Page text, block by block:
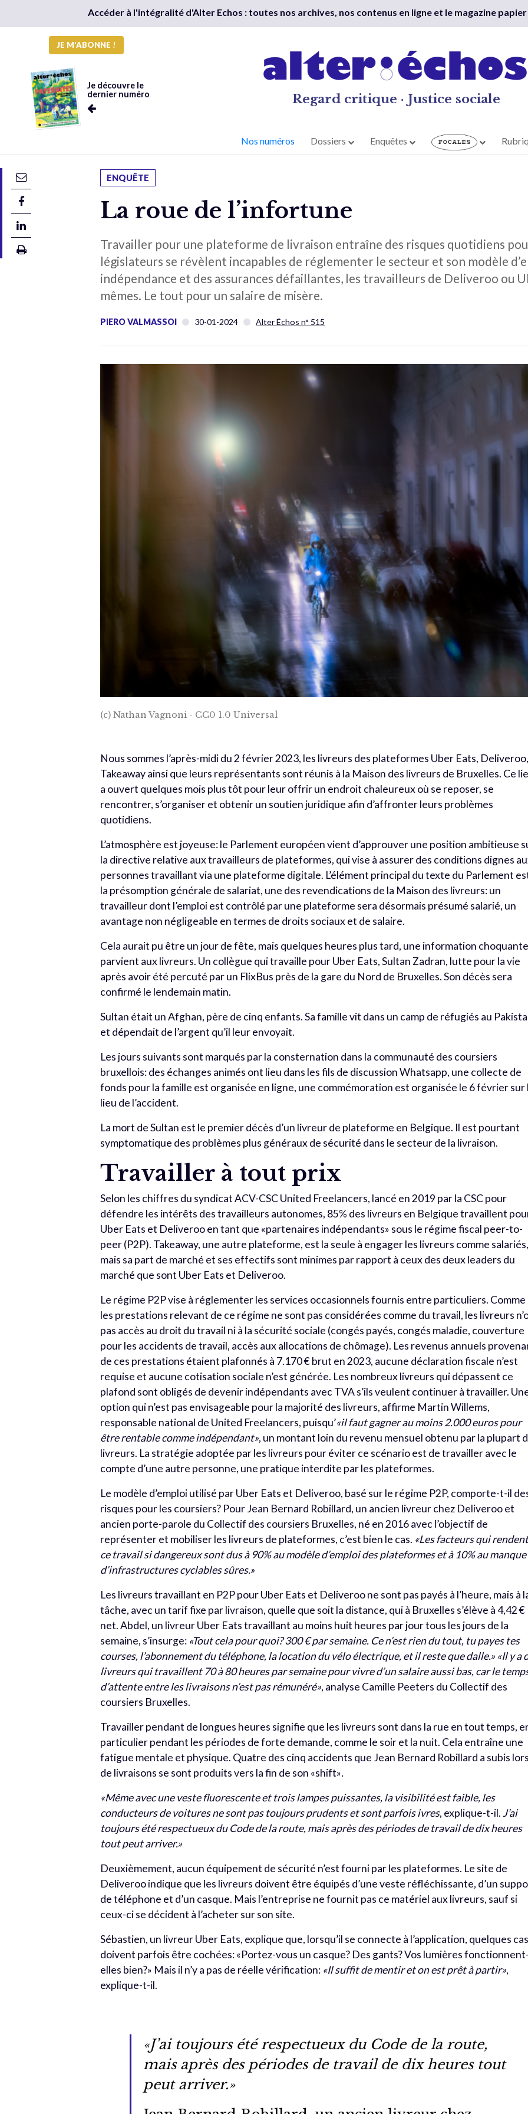
Accéder à l'intégralité d'Alter Echos : toutes nos archives, nos contenus en ligne et le magazine
JE M'ABONNE !
Je découvre le
dernier numéro
Regard critique · Justice sociale
Nos numéros Dossiers Enquêtes
ENQUÊTE
La roue de l’infortune
Travailler pour une plateforme de livraison entraîne des risques quotidiens
législateurs se révèlent incapables de réglementer le secteur et son modèle
indépendance et des assurances défaillantes, les travailleurs de Deliveroo ou
mêmes. Le tout pour un salaire de misère.
PIERO VALMASSOI 30-01-2024 Alter Échos n° 515
(c) Nathan Vagnoni - CC0 1.0 Universal
Nous sommes l’après-midi du 2 février 2023, les livreurs des plateformes Uber Eats,
Takeaway ainsi que leurs représentants sont réunis à la Maison des livreurs de Bruxelles. Ce
a ouvert quelques mois plus tôt pour leur offrir un endroit chaleureux où se reposer, se
rencontrer, s’organiser et obtenir un soutien juridique afin d’affronter leurs problèmes
quotidiens.
L’atmosphère est joyeuse: le Parlement européen vient d’approuver une position ambitieuse
la directive relative aux travailleurs de plateformes, qui vise à assurer des conditions dignes
personnes travaillant via une plateforme digitale. L’élément principal du texte du Parlement
la présomption générale de salariat, une des revendications de la Maison des livreurs: un
travailleur dont l’emploi est contrôlé par une plateforme sera désormais présumé salarié, un
avantage non négligeable en termes de droits sociaux et de salaire.
Cela aurait pu être un jour de fête, mais quelques heures plus tard, une information
parvient aux livreurs. Un collègue qui travaille pour Uber Eats, Sultan Zadran, lutte pour la vie
après avoir été percuté par un FlixBus près de la gare du Nord de Bruxelles. Son décès sera
confirmé le lendemain matin.
Sultan était un Afghan, père de cinq enfants. Sa famille vit dans un camp de réfugiés au
et dépendait de l’argent qu’il leur envoyait.
Les jours suivants sont marqués par la consternation dans la communauté des coursiers
bruxellois: des échanges animés ont lieu dans les fils de discussion Whatsapp, une collecte de
fonds pour la famille est organisée en ligne, une commémoration est organisée le 6 février sur
lieu de l’accident.
La mort de Sultan est le premier décès d’un livreur de plateforme en Belgique. Il est pourtant
symptomatique des problèmes plus généraux de sécurité dans le secteur de la livraison.
Travailler à tout prix
Selon les chiffres du syndicat ACV-CSC United Freelancers, lancé en 2019 par la CSC pour
défendre les intérêts des travailleurs autonomes, 85% des livreurs en Belgique travaillent
Uber Eats et Deliveroo en tant que «partenaires indépendants» sous le régime fiscal peer-to-
peer (P2P). Takeaway, une autre plateforme, est la seule à engager les livreurs comme
mais sa part de marché et ses effectifs sont minimes par rapport à ceux des deux leaders du
marché que sont Uber Eats et Deliveroo.
Le régime P2P vise à réglementer les services occasionnels fournis entre particuliers. Comme
les prestations relevant de ce régime ne sont pas considérées comme du travail, les livreurs
pas accès au droit du travail ni à la sécurité sociale (congés payés, congés maladie, couverture
pour les accidents de travail, accès aux allocations de chômage). Les revenus annuels
de ces prestations étaient plafonnés à 7.170 € brut en 2023, aucune déclaration fiscale n’est
requise et aucune cotisation sociale n’est générée. Les nombreux livreurs qui dépassent ce
plafond sont obligés de devenir indépendants avec TVA s’ils veulent continuer à travailler.
option qui n’est pas envisageable pour la majorité des livreurs, affirme Martin Willems,
responsable national de United Freelancers, puisqu’«il faut gagner au moins 2.000 euros pour
être rentable comme indépendant», un montant loin du revenu mensuel obtenu par la plupart
livreurs. La stratégie adoptée par les livreurs pour éviter ce scénario est de travailler avec le
compte d’une autre personne, une pratique interdite par les plateformes.
Le modèle d’emploi utilisé par Uber Eats et Deliveroo, basé sur le régime P2P, comporte-t-il
risques pour les coursiers? Pour Jean Bernard Robillard, un ancien livreur chez Deliveroo et
ancien porte-parole du Collectif des coursiers Bruxelles, né en 2016 avec l’objectif de
représenter et mobiliser les livreurs de plateformes, c’est bien le cas. «Les facteurs qui
ce travail si dangereux sont dus à 90% au modèle d’emploi des plateformes et à 10% au manque
d’infrastructures cyclables sûres.»
Les livreurs travaillant en P2P pour Uber Eats et Deliveroo ne sont pas payés à l’heure, mais à
tâche, avec un tarif fixe par livraison, quelle que soit la distance, qui à Bruxelles s’élève à 4,42 €
net. Abdel, un livreur Uber Eats travaillant au moins huit heures par jour tous les jours de la
semaine, s’insurge: «Tout cela pour quoi? 300 € par semaine. Ce n’est rien du tout, tu payes tes
courses, l’abonnement du téléphone, la location du vélo électrique, et il reste que dalle.» «Il y a
livreurs qui travaillent 70 à 80 heures par semaine pour vivre d’un salaire aussi bas, car le
d’attente entre les livraisons n’est pas rémunéré», analyse Camille Peeters du Collectif des
coursiers Bruxelles.
Travailler pendant de longues heures signifie que les livreurs sont dans la rue en tout temps,
particulier pendant les périodes de forte demande, comme le soir et la nuit. Cela entraîne une
fatigue mentale et physique. Quatre des cinq accidents que Jean Bernard Robillard a subis
de livraisons se sont produits vers la fin de son «shift».
«Même avec une veste fluorescente et trois lampes puissantes, la visibilité est faible, les
conducteurs de voitures ne sont pas toujours prudents et sont parfois ivres, explique-t-il. J’ai
toujours été respectueux du Code de la route, mais après des périodes de travail de dix heures
tout peut arriver.»
Deuxièmement, aucun équipement de sécurité n’est fourni par les plateformes. Le site de
Deliveroo indique que les livreurs doivent être équipés d’une veste réfléchissante, d’un
de téléphone et d’un casque. Mais l’entreprise ne fournit pas ce matériel aux livreurs, sauf si
ceux-ci se décident à l’acheter sur son site.
Sébastien, un livreur Uber Eats, explique que, lorsqu’il se connecte à l’application, quelques
doivent parfois être cochées: «Portez-vous un casque? Des gants? Vos lumières
elles bien?» Mais il n’y a pas de réelle vérification: «Il suffit de mentir et on est prêt à partir»,
explique-t-il.
«J’ai toujours été respectueux du Code de la route,
mais après des périodes de travail de dix heures tout
peut arriver.»